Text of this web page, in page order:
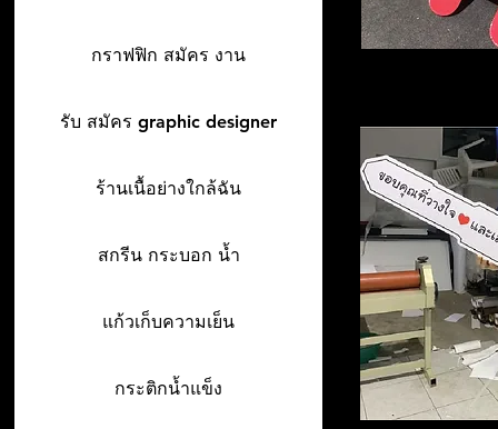
กราฟฟิก สมัคร งาน
รับ สมัคร graphic designer
ร้านเนื้อย่างใกล้ฉัน
สกรีน กระบอก น้ำ
แก้วเก็บความเย็น
กระติกน้ำแข็ง